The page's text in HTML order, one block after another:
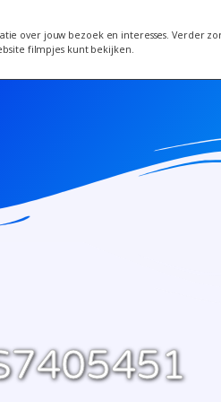
over jouw bezoek en interesses. Verder
filmpjes kunt bekijken.
van 24 juni wordt een